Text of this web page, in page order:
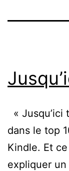
«
dans le top
Kindle. Et
expliquer